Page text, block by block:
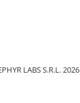
LABS S.R.L. 2026